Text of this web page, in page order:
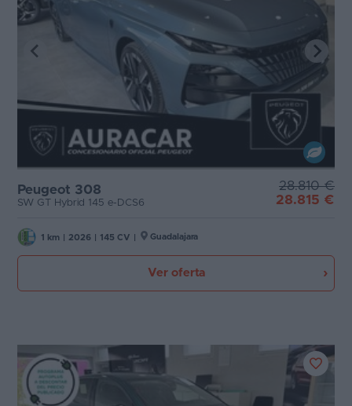
Peugeot 308
SW GT Hybrid 145 e-DCS6
28.810 €
28.815 €
1 km 2026 145 CV Guadalajara
Ver oferta